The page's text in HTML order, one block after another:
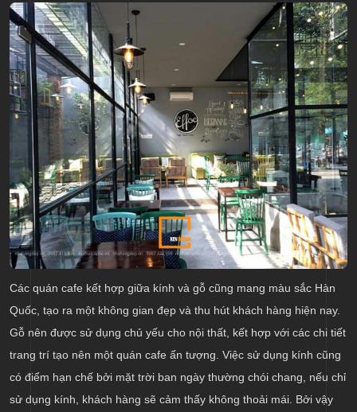
Các quán cafe kết hợp giữa kính và gỗ cũng mang màu sắc Hàn
Quốc, tạo ra một không gian đẹp và thu hút khách hàng hiện nay.
Gỗ nên được sử dụng chủ yếu cho nội thất, kết hợp với các chi tiết
trang trí tạo nên một quán cafe ấn tượng. Việc sử dụng kính cũng
có điểm hạn chế bởi mặt trời ban ngày thường chói chang, nếu chỉ
sử dụng kính, khách hàng sẽ cảm thấy không thoải mái. Bởi vậy